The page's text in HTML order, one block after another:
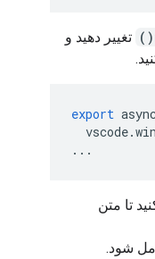
تغییر دهید و
export
vscode.
...
تا متن
شود.